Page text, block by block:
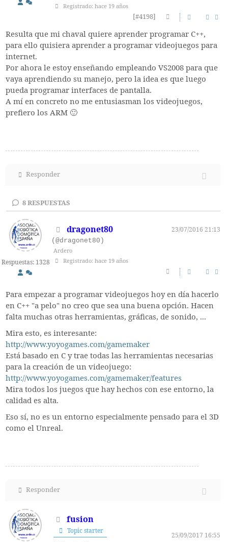
Registrado: hace 19 años
[#4198]
Resulta que mi chaval quiere aprender programar C++,
para ello quisiera aprender a programar videojuegos para
internet.
Por ahora le estoy enseñando empleando VS2008 para que
vaya aprendiendo su manejo, pero la idea es que luego
pueda programar interfaces de pantalla.
A mí en concreto no me entusiasman los videojuegos,
prefiero los ARM 🙂
Responder
8RESPUESTAS
Respuestas: 1328
dragonet80
23/07/2016 21:13
(@dragonet80)
Ardero
Registrado: hace 19 años
Para empezar a programar videojuegos hoy en día hacerlo
en C++ "a pelo" no creo que sea una buena opción. Hacen
falta muchas otras herramientas, gráficas, de sonido, ...
Mira esto, es interesante:
http://www.yoyogames.com/gamemaker
Está basado en C y trae todas las herramientas necesarias
para la creación de un videojuego:
http://www.yoyogames.com/gamemaker/features
Mira todos los juegos que hay hechos con ese entorno, la
calidad es alta.
Eso sí, no es un entorno especialmente pensado para el 3D
como el Unreal.
Responder
fusion
Topic starter
25/09/2017 16:55